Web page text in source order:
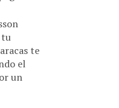
tu
te
el
un